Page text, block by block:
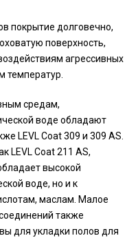
покрытие долговечно,
поверхность,
агрессивных
температур.
средам,
воде обладают
LEVL Coat 309 и 309 AS.
LEVL Coat 211 AS,
высокой
воде, но и к
маслам. Малое
также
для укладки полов для